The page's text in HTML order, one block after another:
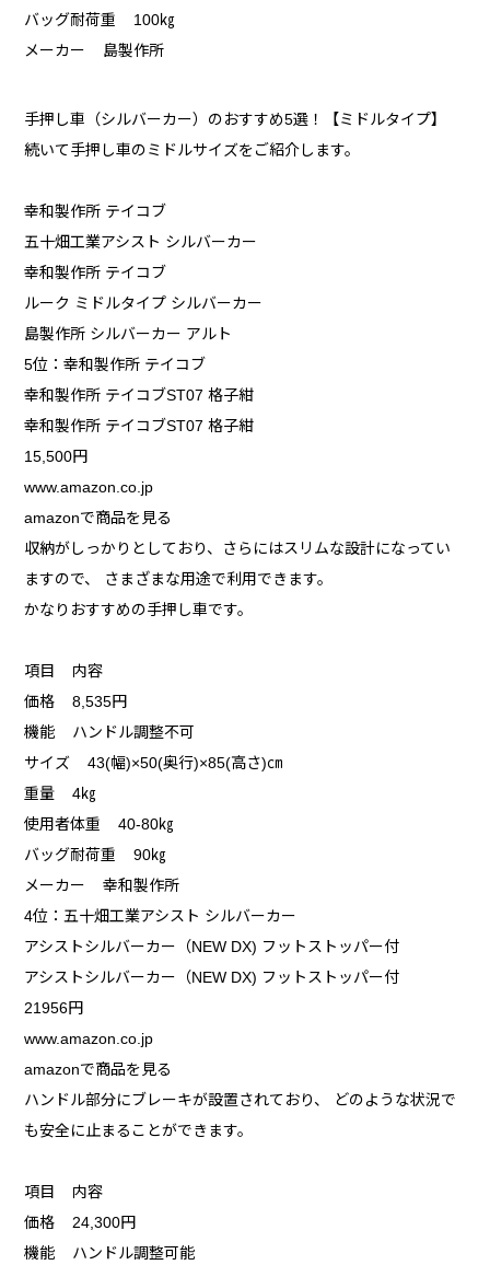
バッグ耐荷重 100㎏
メーカー 島製作所
手押し車（シルバーカー）のおすすめ5選！【ミドルタイプ】
続いて手押し車のミドルサイズをご紹介します。
幸和製作所 テイコブ
五十畑工業アシスト シルバーカー
幸和製作所 テイコブ
ルーク ミドルタイプ シルバーカー
島製作所 シルバーカー アルト
5位：幸和製作所 テイコブ
幸和製作所 テイコブST07 格子紺
幸和製作所 テイコブST07 格子紺
15,500円
www.amazon.co.jp
amazonで商品を見る
収納がしっかりとしており、さらにはスリムな設計になってい
ますので、 さまざまな用途で利用できます。
かなりおすすめの手押し車です。
項目 内容
価格 8,535円
機能 ハンドル調整不可
サイズ 43(幅)×50(奥行)×85(高さ)㎝
重量 4㎏
使用者体重 40-80㎏
バッグ耐荷重 90㎏
メーカー 幸和製作所
4位：五十畑工業アシスト シルバーカー
アシストシルバーカー（NEW DX) フットストッパー付
アシストシルバーカー（NEW DX) フットストッパー付
21956円
www.amazon.co.jp
amazonで商品を見る
ハンドル部分にブレーキが設置されており、 どのような状況で
も安全に止まることができます。
項目 内容
価格 24,300円
機能 ハンドル調整可能